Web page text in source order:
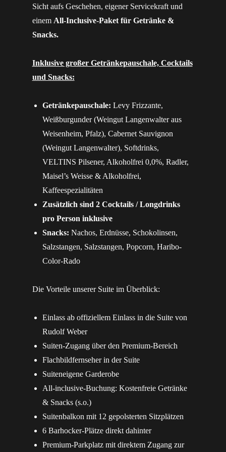
Sicht aufs Geschehen, eigener Servicekraft und
einem All-Inclusive-Paket für Getränke &
Snacks.
Inklusive großer Getränkepauschale, Cocktails
und Snacks:
Getränkepauschale: Levy Frizzante,
Weißburgunder (Weingut Langenwalter aus
Weisenheim, Pfalz), Cabernet Sauvignon
(Weingut Langenwalter), Softdrinks,
VELTINS Pilsener, Alkoholfrei 0,0%, Radler,
Maisel’s Weisse & Alkoholfrei,
Kaffeespezialitäten
Zusätzlich sind 2 Cocktails / Longdrinks
pro Person inklusive
Snacks: Nachos, Erdnüsse, Schokolinsen,
Salzstangen, Salzstangen, Popcorn, Haribo-
Color-Rado
Die Vorteile unserer Suite im Überblick:
Einlass ab offiziellem Einlass in die Suite von
Rudolf Weber
Suiten-Zugang über den Premium-Bereich
Flachbildfernseher in der Suite
Suiteneigene Garderobe
All-inclusive-Buchung: Kostenfreie Getränke
& Snacks (s.o.)
Suitenbalkon mit 12 gepolsterten Sitzplätzen
6 Barhocker-Plätze direkt dahinter
Premium-Parkplatz mit direktem Zugang zur